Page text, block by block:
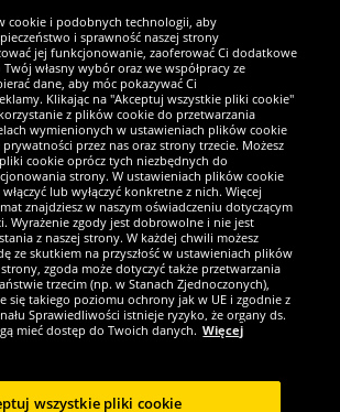
wyjątkowi
fanem SportRabat!
cookie i podobnych technologii, aby
i sprawność naszej strony
jej funkcjonowanie, zaoferować Ci dodatkowe
własny wybór oraz we współpracy ze
dane, aby móc pokazywać Ci
Klikając na "Akceptuj wszystkie pliki cookie"
z plików cookie do przetwarzania
wymienionych w ustawieniach plików cookie
przez nas oraz strony trzecie. Możesz
cookie oprócz tych niezbędnych do
strony. W ustawieniach plików cookie
lub wyłączyć konkretne z nich. Więcej
znajdziesz w naszym oświadczeniu dotyczącym
Wyrażenie zgody jest dobrowolne i nie jest
z naszej strony. W każdej chwili możesz
ze skutkiem na przyszłość w ustawieniach plików
zgoda może dotyczyć także przetwarzania
trzecim (np. w Stanach Zjednoczonych),
się takiego poziomu ochrony jak w UE i zgodnie z
Sprawiedliwości istnieje ryzyko, że organy ds.
mieć dostęp do Twoich danych. Więcej
wszystkie pliki cookie